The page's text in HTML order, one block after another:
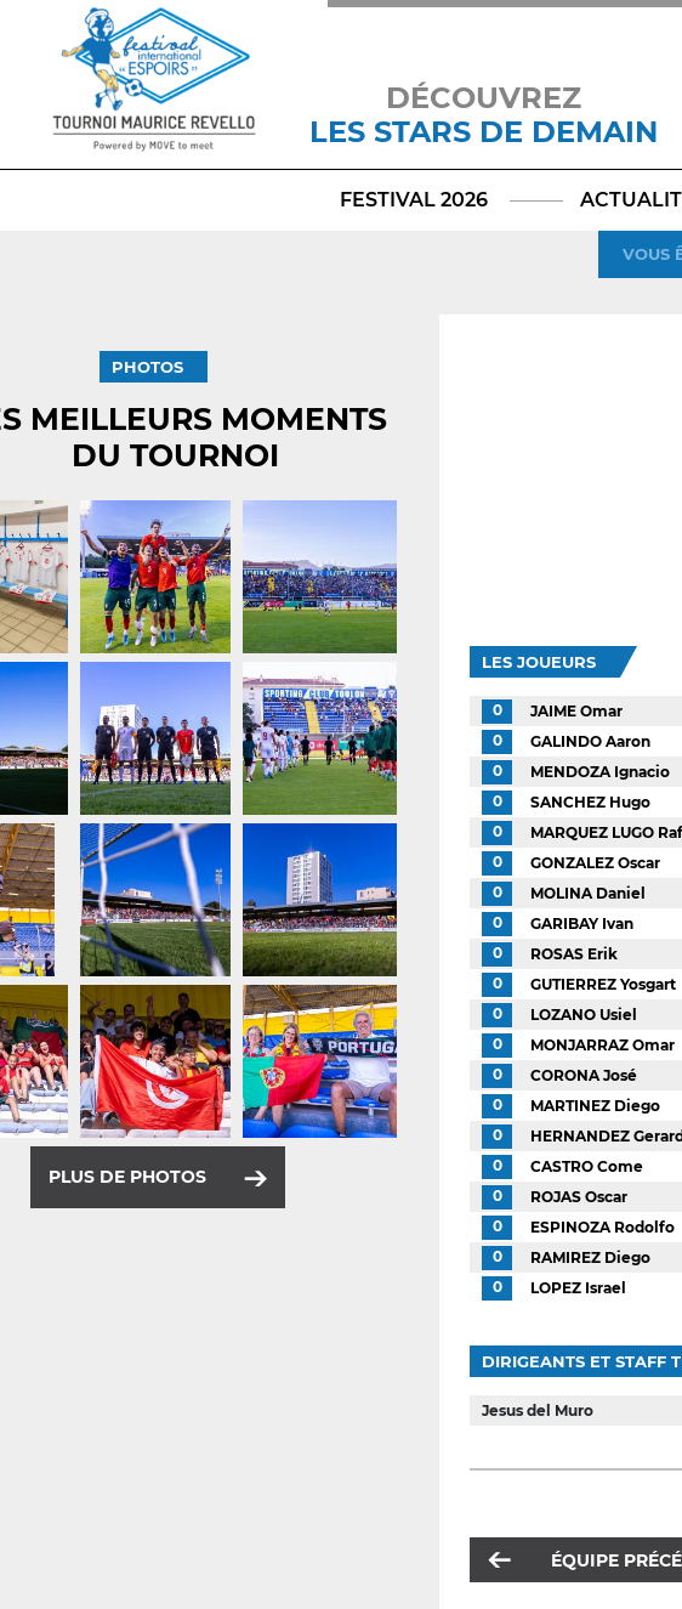
DÉCOUVREZ
LES STARS DE DEMAIN
FESTIVAL 2026
VOUS
PHOTOS
MEILLEURS MOMENTS
DU TOURNOI
PLUS DE PHOTOS
LES JOUEURS
0 JAIME Omar
0
GALINDO Aaron
0
MENDOZA Ignacio
0
SANCHEZ Hugo
0
MARQUEZ LUGO
0
GONZALEZ Oscar
0
MOLINA Daniel
0
GARIBAY Ivan
0
ROSAS Erik
0
GUTIERREZ Yosgart
0
LOZANO Usiel
0
MONJARRAZ Omar
0
CORONA José
0
MARTINEZ Diego
0
HERNANDEZ
0
CASTRO Come
0
ROJAS Oscar
0
ESPINOZA Rodolfo
0
RAMIREZ Diego
0
LOPEZ Israel
DIRIGEANTS ET STAFF
Jesus del Muro
ÉQUIPE